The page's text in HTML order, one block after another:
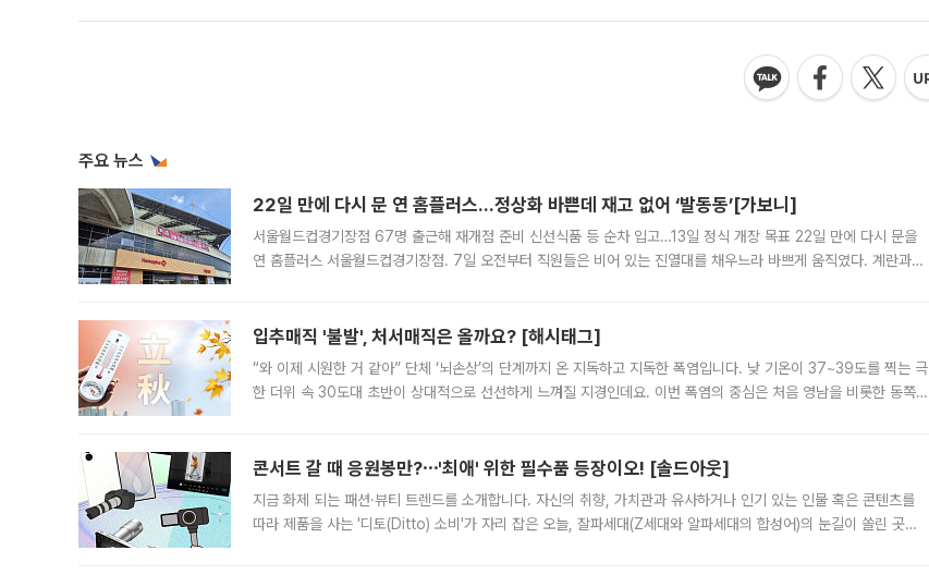
주요 뉴스
22일 만에 다시 문 연 홈플러스…정상화 바쁜데 재고 없어 ‘발동동’[가보니]
서울월드컵경기장점 67명 출근해 재개점 준비 신선식품 등 순차 입고…13일 정식 개장 목표 22일 만에 다시 문을
연 홈플러스 서울월드컵경기장점. 7일 오전부터 직원들은 비어 있는 진열대를 채우느라 바쁘게 움직였다. 계란과
입추매직 '불발', 처서매직은 올까요? [해시태그]
“와 이제 시원한 거 같아” 단체 ‘뇌손상’의 단계까지 온 지독하고 지독한 폭염입니다. 낮 기온이 37~39도를 찍는 극
한 더위 속 30도대 초반이 상대적으로 선선하게 느껴질 지경인데요. 이번 폭염의 중심은 처음 영남을 비롯한 동쪽
콘서트 갈 때 응원봉만?⋯'최애' 위한 필수품 등장이오! [솔드아웃]
지금 화제 되는 패션·뷰티 트렌드를 소개합니다. 자신의 취향, 가치관과 유사하거나 인기 있는 인물 혹은 콘텐츠를
따라 제품을 사는 '디토(Ditto) 소비'가 자리 잡은 오늘, 잘파세대(Z세대와 알파세대의 합성어)의 눈길이 쏠린 곳은